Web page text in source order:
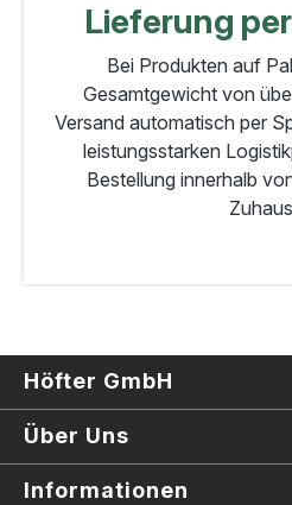
Lieferung
Bei Produkten auf
Gesamtgewicht von
Versand automatisch per
leistungsstarken
Bestellung innerhalb
Höfter GmbH
Über Uns
Informationen